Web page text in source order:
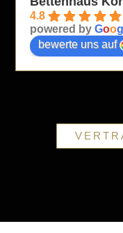
4.8
powered byGoog
bewerte uns auf